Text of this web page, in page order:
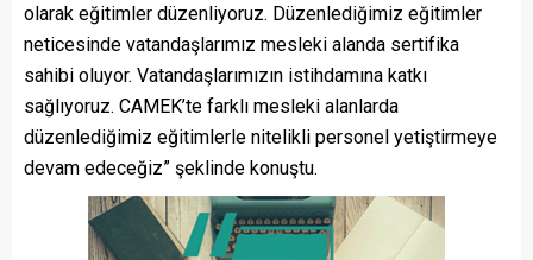
olarak eğitimler düzenliyoruz. Düzenlediğimiz eğitimler
neticesinde vatandaşlarımız mesleki alanda sertifika
sahibi oluyor. Vatandaşlarımızın istihdamına katkı
sağlıyoruz. CAMEK’te farklı mesleki alanlarda
düzenlediğimiz eğitimlerle nitelikli personel yetiştirmeye
devam edeceğiz” şeklinde konuştu.